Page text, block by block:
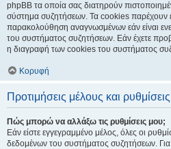
phpBB τα οποία σας διατηρούν
σύστημα συζητήσεων. Τα cookies παρέχουν
παρακολούθηση αναγνωσμένων εάν είναι
του συστήματος συζητήσεων. Εάν έχετε
η διαγραφή των cookies του συστήματος
Κορυφή
Προτιμήσεις μέλους και ρυθμίσεις
Πώς μπορώ να αλλάξω τις ρυθμίσεις μου;
Εάν είστε εγγεγραμμένο μέλος, όλες οι
δεδομένων του συστήματος συζητήσεων. Για